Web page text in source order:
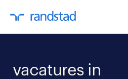
vacatures in